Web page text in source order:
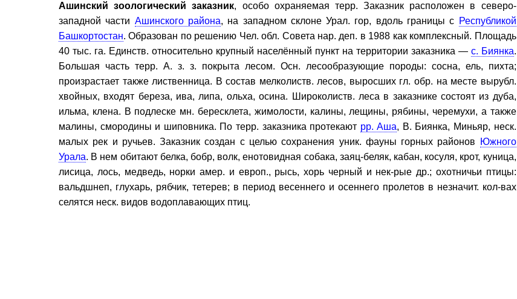
Ашинский зоологический заказник, особо охраняемая терр. Заказник расположен в северо-
западной части Ашинского района, на западном склоне Урал. гор, вдоль границы с Республикой
Башкортостан. Образован по решению Чел. обл. Совета нар. деп. в 1988 как комплексный. Площадь
40 тыс. га. Единств. относительно крупный населённый пункт на территории заказника — с. Биянка.
Большая часть терр. А. з. з. покрыта лесом. Осн. лесообразующие породы: сосна, ель, пихта;
произрастает также лиственница. В состав мелколиств. лесов, выросших гл. обр. на месте вырубл.
хвойных, входят береза, ива, липа, ольха, осина. Широколиств. леса в заказнике состоят из дуба,
ильма, клена. В подлеске мн. бересклета, жимолости, калины, лещины, рябины, черемухи, а также
малины, смородины и шиповника. По терр. заказника протекают рр. Аша, В. Биянка, Миньяр, неск.
малых рек и ручьев. Заказник создан с целью сохранения уник. фауны горных районов
Южного
Урала. В нем обитают белка, бобр, волк, енотовидная собака, заяц-беляк, кабан, косуля, крот, куница,
лисица, лось, медведь, норки амер. и европ., рысь, хорь черный и нек-рые др.; охотничьи птицы:
вальдшнеп, глухарь, рябчик, тетерев; в период весеннего и осеннего пролетов в незначит. кол-вах
селятся неск. видов водоплавающих птиц.